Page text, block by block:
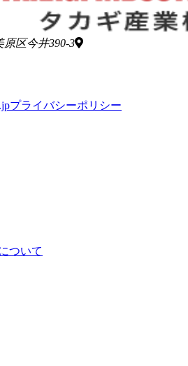
原区今井390-3
プライバシーポリシー
ついて